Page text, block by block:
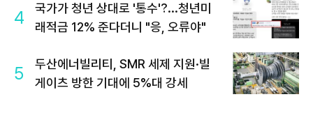
4
국가가 청년 상대로 '통수'?...청년미
래적금 12% 준다더니 "응, 오류야"
5
두산에너빌리티, SMR 세제 지원·빌
게이츠 방한 기대에 5%대 강세